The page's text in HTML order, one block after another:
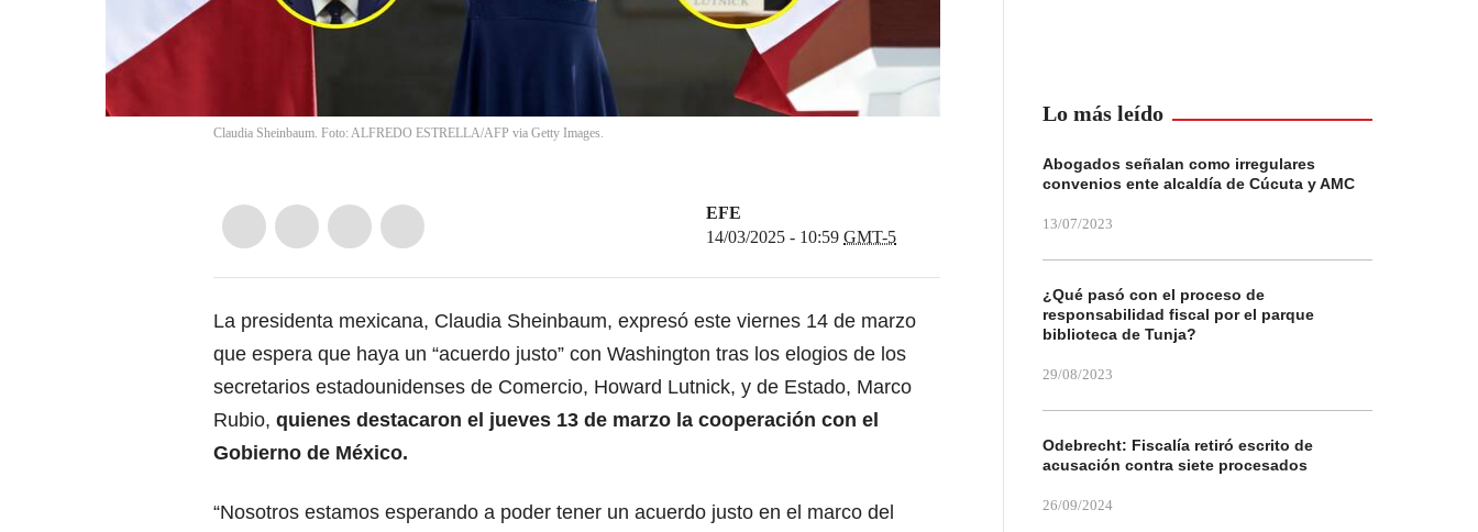
Claudia Sheinbaum. Foto: ALFREDO ESTRELLA/AFP via Getty Images.
EFE
14/03/2025 - 10:59 GMT-5
La presidenta mexicana, Claudia Sheinbaum, expresó este viernes 14 de marzo
que espera que haya un “acuerdo justo” con Washington tras los elogios de los
secretarios estadounidenses de Comercio, Howard Lutnick, y de Estado, Marco
Rubio, quienes destacaron el jueves 13 de marzo la cooperación con el
Gobierno de México.
“Nosotros estamos esperando a poder tener un acuerdo justo en el marco del
Lo más leído
Abogados señalan como irregulares
convenios ente alcaldía de Cúcuta y AMC
13/07/2023
¿Qué pasó con el proceso de
responsabilidad fiscal por el parque
biblioteca de Tunja?
29/08/2023
Odebrecht: Fiscalía retiró escrito de
acusación contra siete procesados
26/09/2024